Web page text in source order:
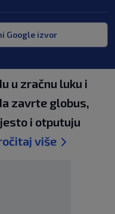
Google izvor
u zračnu luku i
zavrte globus,
i otputuju
više